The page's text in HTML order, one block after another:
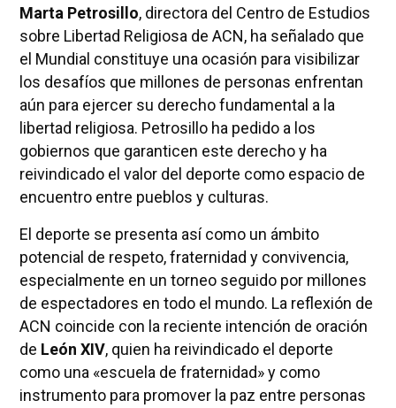
Marta Petrosillo, directora del Centro de Estudios
sobre Libertad Religiosa de ACN, ha señalado que
el Mundial constituye una ocasión para visibilizar
los desafíos que millones de personas enfrentan
aún para ejercer su derecho fundamental a la
libertad religiosa. Petrosillo ha pedido a los
gobiernos que garanticen este derecho y ha
reivindicado el valor del deporte como espacio de
encuentro entre pueblos y culturas.
El deporte se presenta así como un ámbito
potencial de respeto, fraternidad y convivencia,
especialmente en un torneo seguido por millones
de espectadores en todo el mundo. La reflexión de
ACN coincide con la reciente intención de oración
de León XIV, quien ha reivindicado el deporte
como una «escuela de fraternidad» y como
instrumento para promover la paz entre personas